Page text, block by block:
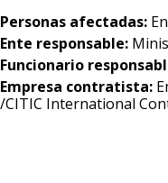
Personas afectadas:
Ente responsable:
Funcionario
Empresa contratista:
/CITIC International